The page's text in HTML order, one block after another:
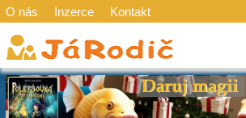
O nás Inzerce Kontakt